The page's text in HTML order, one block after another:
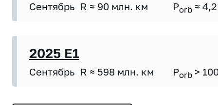
Сентябрь R ≈ 90 млн. км Porb ≈ 4,2
2025 E1
Сентябрь R ≈ 598 млн. км Porb >